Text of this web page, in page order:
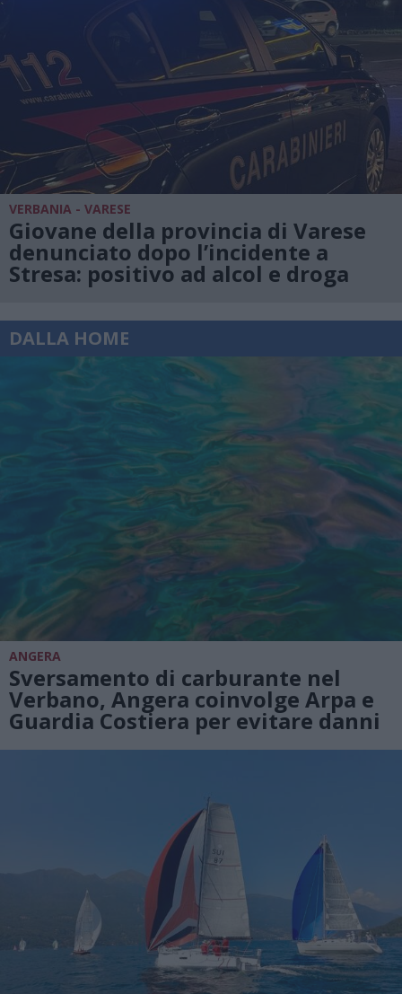
VERBANIA - VARESE
Giovane della provincia di Varese
denunciato dopo l’incidente a
Stresa: positivo ad alcol e droga
DALLA HOME
ANGERA
Sversamento di carburante nel
Verbano, Angera coinvolge Arpa e
Guardia Costiera per evitare danni